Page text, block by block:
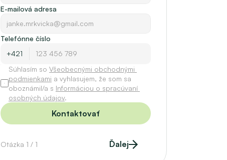
E-mailová adresa
Telefónne číslo
Súhlasím so Všeobecnými obchodnými
podmienkami a vyhlasujem, že som sa
oboznámil/a s Informáciou o spracúvaní
osobných údajov.
Kontaktovať
Otázka 1 / 1 Ďalej